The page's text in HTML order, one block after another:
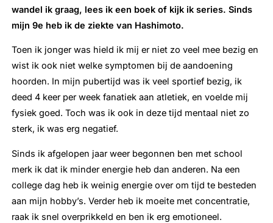
wandel ik graag, lees ik een boek of kijk ik series. Sinds
mijn 9e heb ik de ziekte van Hashimoto.
Toen ik jonger was hield ik mij er niet zo veel mee bezig en
wist ik ook niet welke symptomen bij de aandoening
hoorden. In mijn pubertijd was ik veel sportief bezig, ik
deed 4 keer per week fanatiek aan atletiek, en voelde mij
fysiek goed. Toch was ik ook in deze tijd mentaal niet zo
sterk, ik was erg negatief.
Sinds ik afgelopen jaar weer begonnen ben met school
merk ik dat ik minder energie heb dan anderen. Na een
college dag heb ik weinig energie over om tijd te besteden
aan mijn hobby’s. Verder heb ik moeite met concentratie,
raak ik snel overprikkeld en ben ik erg emotioneel.